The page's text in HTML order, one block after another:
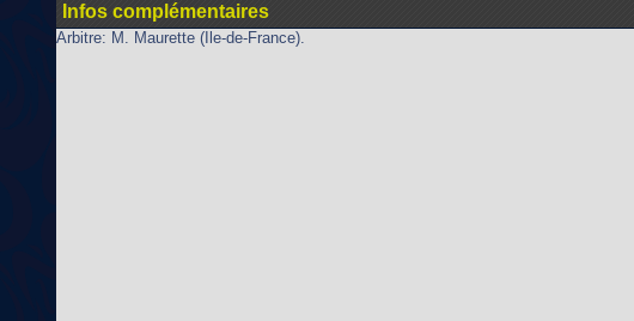
Infos complémentaires
Arbitre: M. Maurette (Ile-de-France).